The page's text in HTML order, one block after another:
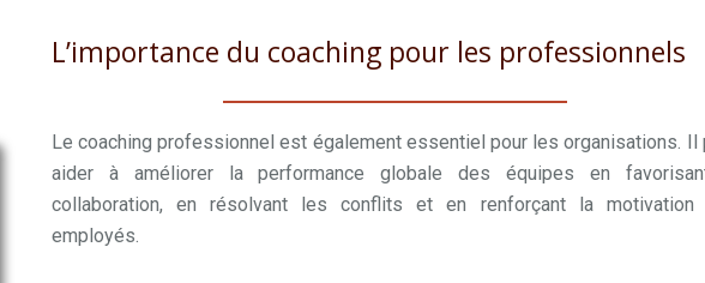
L’importance du coaching pour les professionnels
Le coaching professionnel est également essentiel pour les organisations. Il
aider à améliorer la performance globale des équipes en
collaboration, en résolvant les conflits et en renforçant la motivation
employés.